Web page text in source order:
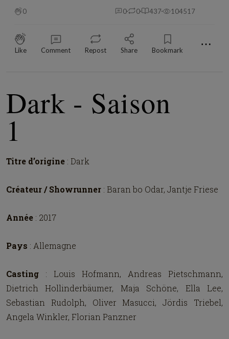
0 0 0 437 104517
Like Comment Repost Share Bookmark ⋯
Dark - Saison
1
Titre d’origine : Dark
Créateur / Showrunner : Baran bo Odar, Jantje Friese
Année : 2017
Pays : Allemagne
Casting : Louis Hofmann, Andreas Pietschmann,
Dietrich Hollinderbäumer, Maja Schöne, Ella Lee,
Sebastian Rudolph, Oliver Masucci, Jördis Triebel,
Angela Winkler, Florian Panzner